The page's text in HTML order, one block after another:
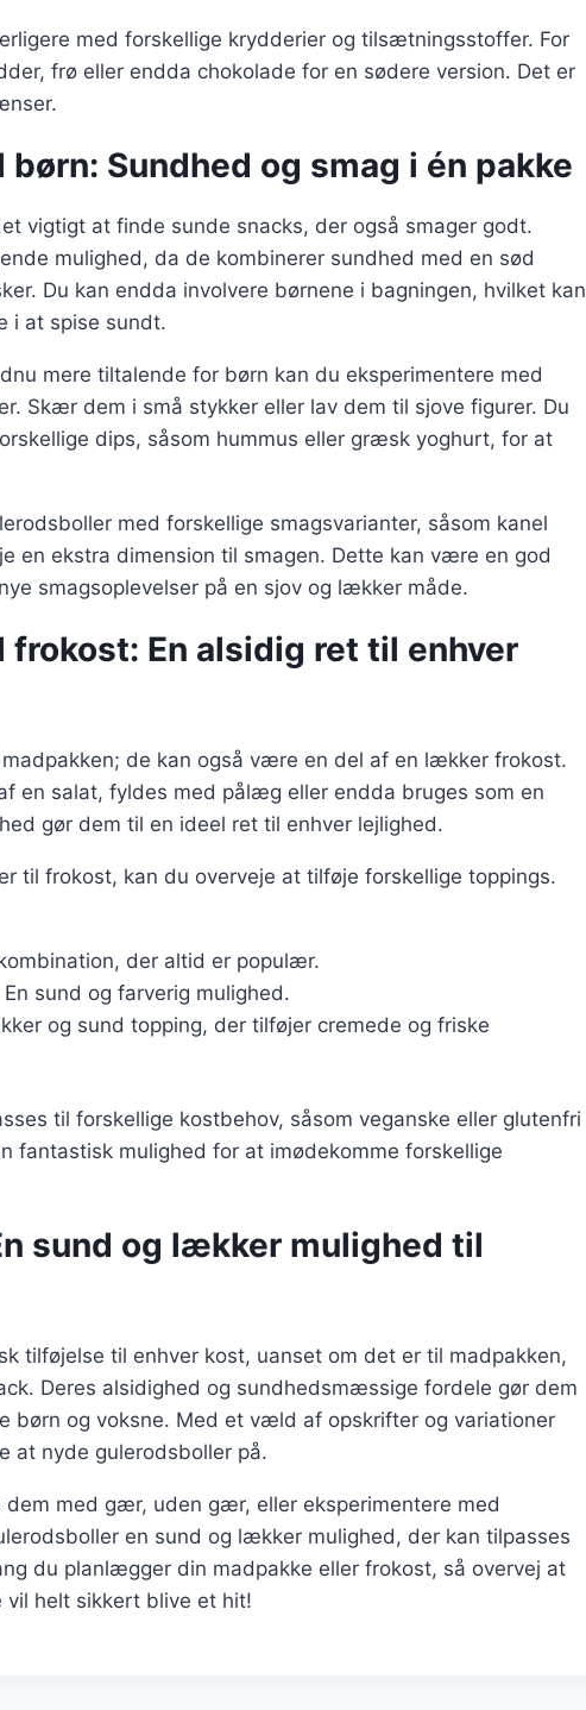
med forskellige krydderier og tilsætningsstoffer. For
frø eller endda chokolade for en sødere version. Det er
Sundhed og smag i én pakke
vigtigt at finde sunde snacks, der også smager godt.
mulighed, da de kombinerer sundhed med en sød
Du kan endda involvere børnene i bagningen, hvilket kan
i at spise sundt.
mere tiltalende for børn kan du eksperimentere med
Skær dem i små stykker eller lav dem til sjove figurer. Du
dips, såsom hummus eller græsk yoghurt, for at
med forskellige smagsvarianter, såsom kanel
en ekstra dimension til smagen. Dette kan være en god
smagsoplevelser på en sjov og lækker måde.
En alsidig ret til enhver
de kan også være en del af en lækker frokost.
en salat, fyldes med pålæg eller endda bruges som en
gør dem til en ideel ret til enhver lejlighed.
til frokost, kan du overveje at tilføje forskellige toppings.
der altid er populær.
En sund og farverig mulighed.
og sund topping, der tilføjer cremede og friske
til forskellige kostbehov, såsom veganske eller glutenfri
fantastisk mulighed for at imødekomme forskellige
sund og lækker mulighed til
tilføjelse til enhver kost, uanset om det er til madpakken,
Deres alsidighed og sundhedsmæssige fordele gør dem
børn og voksne. Med et væld af opskrifter og variationer
at nyde gulerodsboller på.
med gær, uden gær, eller eksperimentere med
en sund og lækker mulighed, der kan tilpasses
du planlægger din madpakke eller frokost, så overvej at
vil helt sikkert blive et hit!